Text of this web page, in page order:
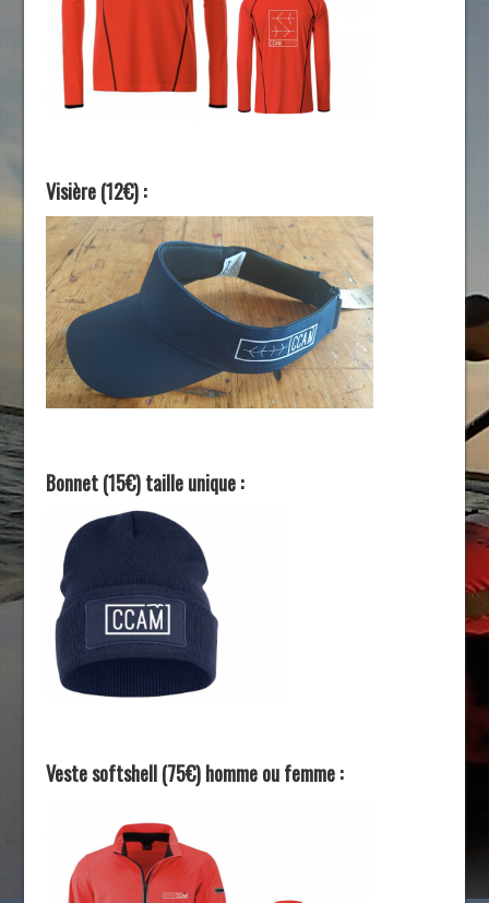
Visière (12€) :
Bonnet (15€) taille unique :
Veste softshell (75€) homme ou femme :